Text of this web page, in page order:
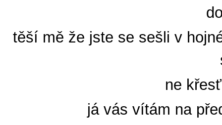
těší mě že jste se sešli v
ne
já vás vítám na